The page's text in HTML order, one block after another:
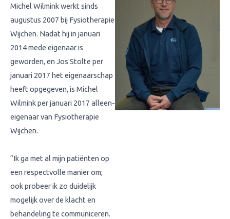
Michel Wilmink werkt sinds
augustus 2007 bij Fysiotherapie
Wijchen. Nadat hij in januari
2014 mede eigenaar is
geworden, en Jos Stolte per
januari 2017 het eigenaarschap
heeft opgegeven, is Michel
Wilmink per januari 2017 alleen-
eigenaar van Fysiotherapie
Wijchen.
“Ik ga met al mijn patiënten op
een respectvolle manier om;
ook probeer ik zo duidelijk
mogelijk over de klacht en
behandeling te communiceren.